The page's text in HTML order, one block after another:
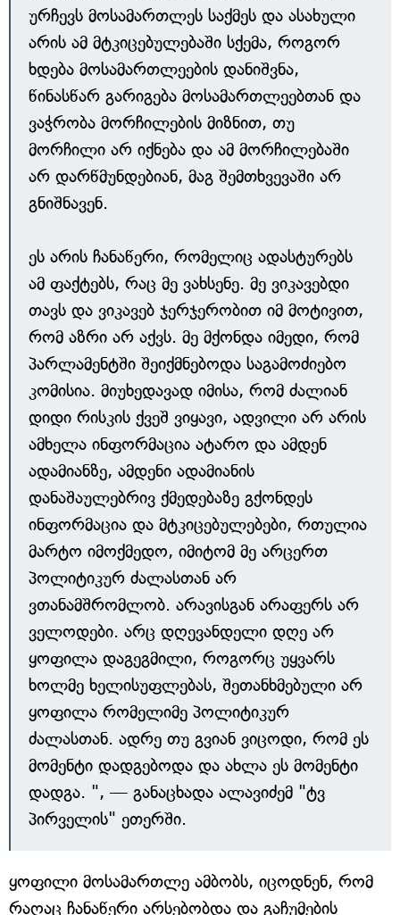
ურჩევს მოსამართლეს საქმეს და ასახული
არის ამ მტკიცებულებაში სქემა, როგორ
ხდება მოსამართლეების დანიშვნა,
წინასწარ გარიგება მოსამართლეებთან და
ვაჭრობა მორჩილების მიზნით, თუ
მორჩილი არ იქნება და ამ მორჩილებაში
არ დარწმუნდებიან, მაგ შემთხვევაში არ
გნიშნავენ.
ეს არის ჩანაწერი, რომელიც ადასტურებს
ამ ფაქტებს, რაც მე ვახსენე. მე ვიკავებდი
თავს და ვიკავებ ჯერჯერობით იმ მოტივით,
რომ აზრი არ აქვს. მე მქონდა იმედი, რომ
პარლამენტში შეიქმნებოდა საგამოძიებო
კომისია. მიუხედავად იმისა, რომ ძალიან
დიდი რისკის ქვეშ ვიყავი, ადვილი არ არის
ამხელა ინფორმაცია ატარო და ამდენ
ადამიანზე, ამდენი ადამიანის
დანაშაულებრივ ქმედებაზე გქონდეს
ინფორმაცია და მტკიცებულებები, რთულია
მარტო იმოქმედო, იმიტომ მე არცერთ
პოლიტიკურ ძალასთან არ
ვთანამშრომლობ. არავისგან არაფერს არ
ველოდები. არც დღევანდელი დღე არ
ყოფილა დაგეგმილი, როგორც უყვარს
ხოლმე ხელისუფლებას, შეთანხმებული არ
ყოფილა რომელიმე პოლიტიკურ
ძალასთან. ადრე თუ გვიან ვიცოდი, რომ ეს
მომენტი დადგებოდა და ახლა ეს მომენტი
დადგა. ", ­— განაცხადა ალავიძემ "ტვ
პირველის" ეთერში.
ყოფილი მოსამართლე ამბობს, იცოდნენ, რომ
რაღაც ჩანაწერი არსებობდა და გაჩუმების